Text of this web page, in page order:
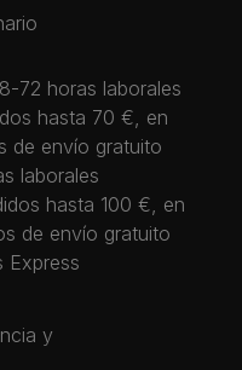
72 horas laborales
hasta 70 €, en
de envío gratuito
laborales
hasta 100 €, en
de envío gratuito
Express
y